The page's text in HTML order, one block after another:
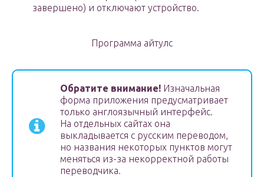
завершено) и отключают устройство.
Программа айтулс
Обратите внимание! Изначальная
форма приложения предусматривает
только англоязычный интерфейс.
На отдельных сайтах она
выкладывается с русским переводом,
но названия некоторых пунктов могут
меняться из-за некорректной работы
переводчика.